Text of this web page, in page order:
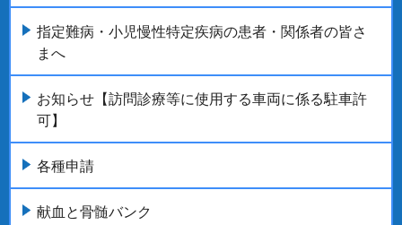
指定難病・小児慢性特定疾病の患者・関係者の皆さ
まへ
お知らせ【訪問診療等に使用する車両に係る駐車許
可】
各種申請
献血と骨髄バンク